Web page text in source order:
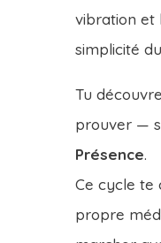
vibration et
simplicité
Tu
prouver —
Présence.
Ce cycle te
propre